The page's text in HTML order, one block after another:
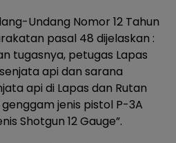
Undang Nomor 12 Tahun
pasal 48 dijelaskan :
tugasnya, petugas Lapas
api dan sarana
api di Lapas dan Rutan
jenis pistol P-3A
Shotgun 12 Gauge”.